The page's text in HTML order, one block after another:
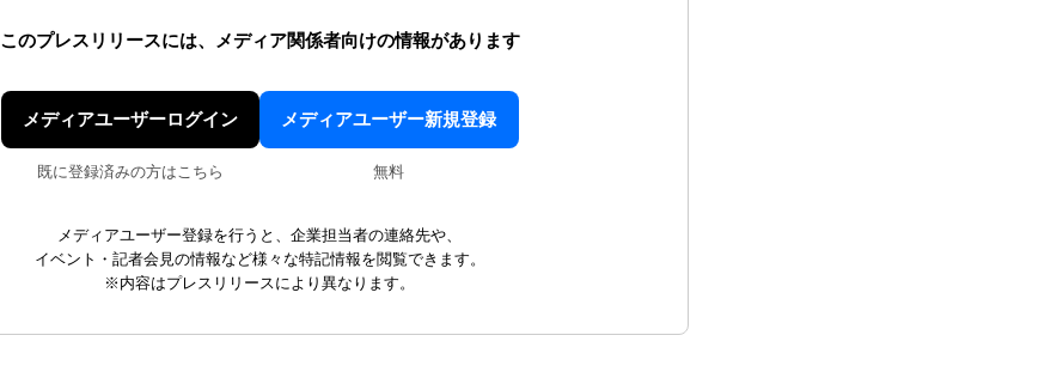
このプレスリリースには、 メディア関係者向けの情報があります
メディアユーザーログイン
既に登録済みの方はこちら
メディアユーザー新規登録
無料
メディアユーザー登録を行うと、企業担当者の連絡先や、
イベント・記者会見の情報など様々な特記情報を閲覧できます。
※内容はプレスリリースにより異なります。